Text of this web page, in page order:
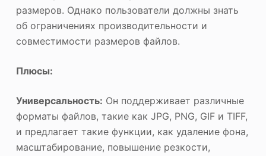
размеров. Однако пользователи должны знать
об ограничениях производительности и
совместимости размеров файлов.
Плюсы:
Универсальность: Он поддерживает различные
форматы файлов, такие как JPG, PNG, GIF и TIFF,
и предлагает такие функции, как удаление фона,
масштабирование, повышение резкости,